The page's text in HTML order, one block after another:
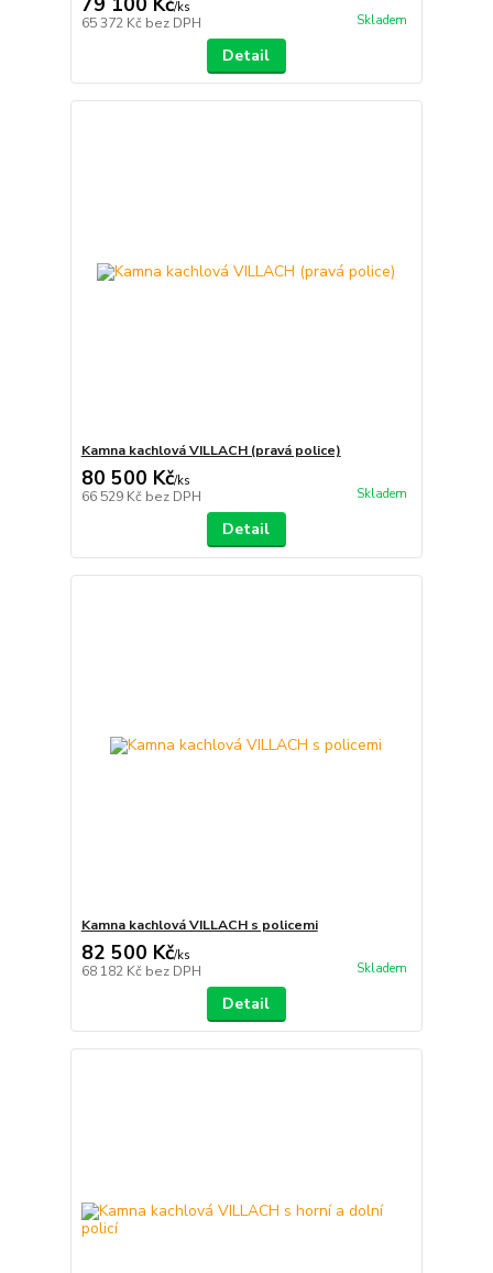
/ks
65 372 Kč bez DPH Skladem
Detail
Kamna kachlová VILLACH (pravá police)
80 500 Kč/ks
66 529 Kč bez DPH Skladem
Detail
Kamna kachlová VILLACH s policemi
82 500 Kč/ks
68 182 Kč bez DPH Skladem
Detail